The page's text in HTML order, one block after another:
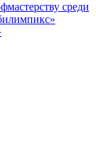
среди